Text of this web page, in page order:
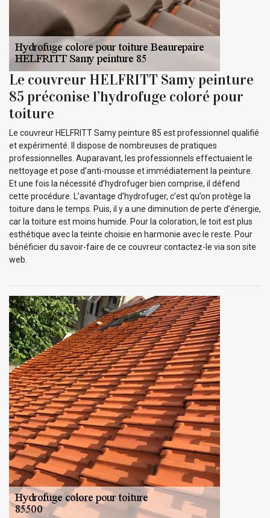
Le couvreur HELFRITT Samy peinture
85 préconise l’hydrofuge coloré pour
toiture
Le couvreur HELFRITT Samy peinture 85 est professionnel qualifié
et expérimenté. Il dispose de nombreuses de pratiques
professionnelles. Auparavant, les professionnels effectuaient le
nettoyage et pose d’anti-mousse et immédiatement la peinture.
Et une fois la nécessité d’hydrofuger bien comprise, il défend
cette procédure. L’avantage d’hydrofuger, c’est qu’on protège la
toiture dans le temps. Puis, il y a une diminution de perte d’énergie,
car la toiture est moins humide. Pour la coloration, le toit est plus
esthétique avec la teinte choisie en harmonie avec le reste. Pour
bénéficier du savoir-faire de ce couvreur contactez-le via son site
web.